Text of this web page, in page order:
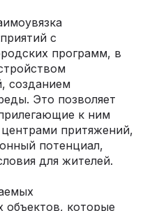
с
программ, в
созданием
Это позволяет
к ним
притяжений,
потенциал,
для жителей.
объектов, которые